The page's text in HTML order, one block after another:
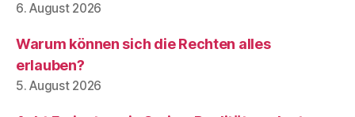
6. August 2026
Warum können sich die Rechten alles
erlauben?
5. August 2026